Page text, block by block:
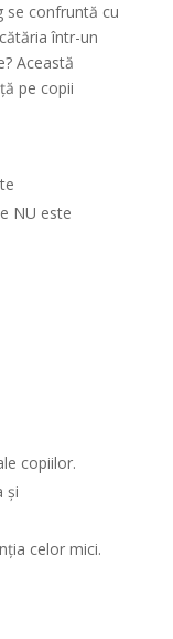
se confruntă cu
într-un
Această
pe copii
NU este
copiilor.
și
celor mici.